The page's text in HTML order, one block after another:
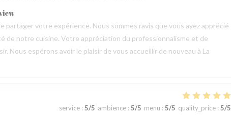
partager votre expérience. Nous sommes ravis que vous ayez apprécié
de notre cuisine. Votre appréciation du professionnalisme et de
Nous espérons avoir le plaisir de vous accueillir de nouveau à La
service: 5/5 ambience: 5/5 menu : 5/5 quality_price: 5/5